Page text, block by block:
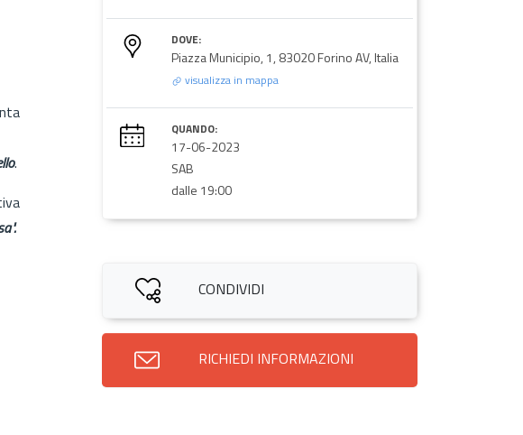
.
DOVE:
Piazza Municipio, 1, 83020 Forino AV, Italia
visualizza in mappa
QUANDO:
17-06-2023
SAB
dalle 19:00
CONDIVIDI
RICHIEDI INFORMAZIONI